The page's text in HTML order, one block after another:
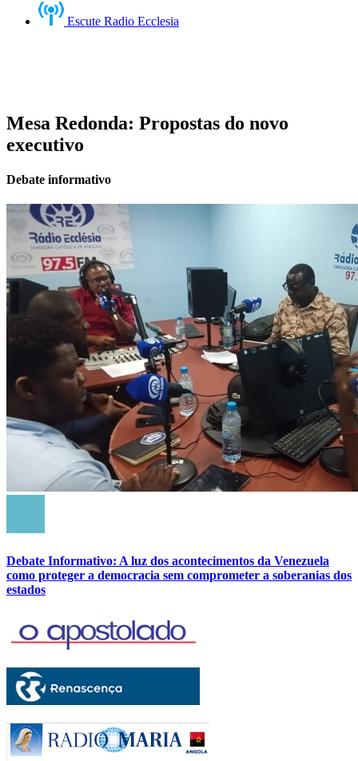
Escute Radio Ecclesia
Mesa Redonda: Propostas do novo
executivo
Debate informativo
Debate Informativo: A luz dos acontecimentos da Venezuela
como proteger a democracia sem comprometer a soberanias dos
estados